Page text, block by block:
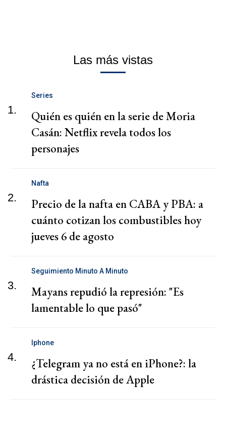
Las más vistas
1.
Series
Quién es quién en la serie de Moria
Casán: Netflix revela todos los
personajes
2.
Nafta
Precio de la nafta en CABA y PBA: a
cuánto cotizan los combustibles hoy
jueves 6 de agosto
3.
Seguimiento Minuto A Minuto
Mayans repudió la represión: "Es
lamentable lo que pasó"
4.
Iphone
¿Telegram ya no está en iPhone?: la
drástica decisión de Apple